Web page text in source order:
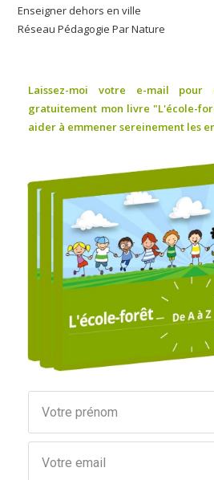
Enseigner dehors en ville
Réseau Pédagogie Par Nature
Laissez-moi votre e-mail
gratuitement mon livre "L'école-
aider à emmener sereinement les